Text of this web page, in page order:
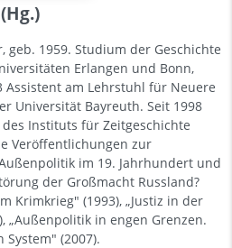
geb. 1959. Studium der Geschichte
Erlangen und Bonn,
Assistent am Lehrstuhl für Neuere
Universität Bayreuth. Seit 1998
Instituts für Zeitgeschichte
Veröffentlichungen zur
im 19. Jahrhundert und
der Großmacht Russland?
Krimkrieg" (1993), „Justiz in der
„Außenpolitik in engen Grenzen.
(2007).